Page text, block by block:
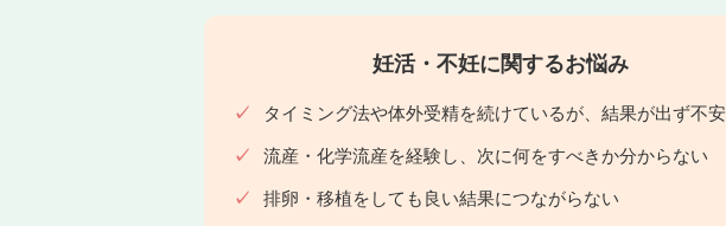
妊活・不妊に関するお悩み
タイミング法や体外受精を続けているが、結果が出ず不安
流産・化学流産を経験し、次に何をすべきか分からない
排卵・移植をしても良い結果につながらない